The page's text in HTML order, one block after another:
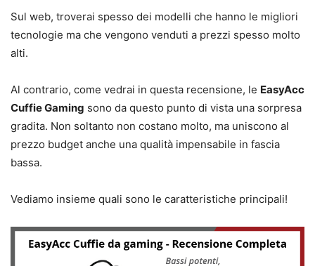
Sul web, troverai spesso dei modelli che hanno le migliori
tecnologie ma che vengono venduti a prezzi spesso molto
alti.
Al contrario, come vedrai in questa recensione, le EasyAcc
Cuffie Gaming sono da questo punto di vista una sorpresa
gradita. Non soltanto non costano molto, ma uniscono al
prezzo budget anche una qualità impensabile in fascia
bassa.
Vediamo insieme quali sono le caratteristiche principali!